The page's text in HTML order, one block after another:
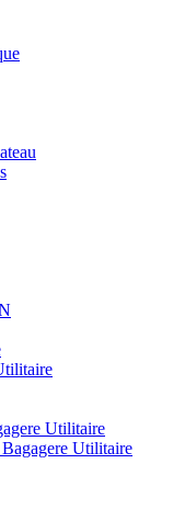
Utilitaire
Utilitaire